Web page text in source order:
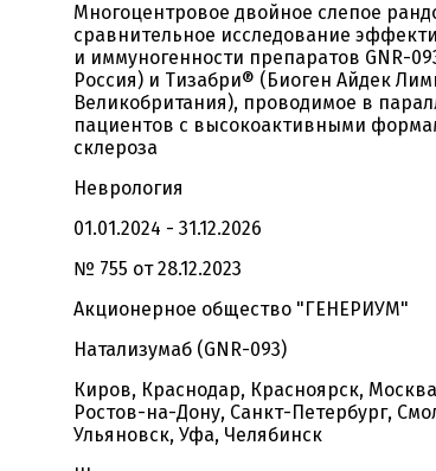
Многоцентровое двойное слепое
сравнительное исследование
и иммуногенности препаратов GNR-
Россия) и Тизабри® (Биоген Айдек
Великобритания), проводимое в
пациентов с высокоактивными
склероза
Неврология
01.01.2024 - 31.12.2026
№ 755 от 28.12.2023
Акционерное общество "ГЕНЕРИУМ"
Натализумаб (GNR-093)
Киров, Краснодар, Красноярск,
Ростов-на-Дону, Санкт-Петербург,
Ульяновск, Уфа, Челябинск